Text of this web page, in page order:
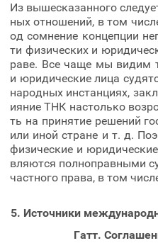
Из вышесказанного
ных отношений, в том
од сомнение концепции
ти физических и
раве. Все чаще мы видим
и юридические лица
народных инстанциях,
ияние ТНК настолько
ть на принятие решений
или иной стране и т. д.
физические и
вляются полноправными
частного права, в том
5. Источники
Гатт.